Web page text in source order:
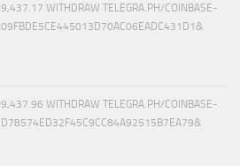
WITHDRAW TELEGRA.PH/COINBASE-
WITHDRAW TELEGRA.PH/COINBASE-